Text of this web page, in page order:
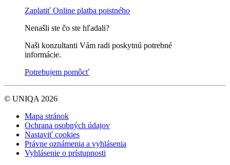
Zaplatiť Online platba poistného
Nenašli ste čo ste hľadali?
Naši konzultanti Vám radi poskytnú potrebné
informácie.
Potrebujem pomôcť
© UNIQA 2026
Mapa stránok
Ochrana osobných údajov
Nastaviť cookies
Právne oznámenia a vyhlásenia
Vyhlásenie o prístupnosti